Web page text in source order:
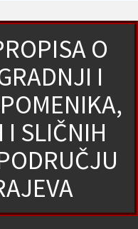
O
I
I SLIČNIH